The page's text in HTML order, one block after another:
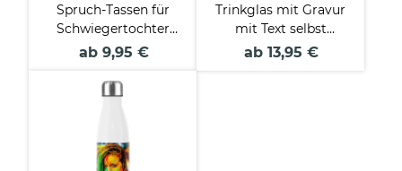
Spruch-Tassen für
Schwiegertochter
und Schwiegersohn
ab 9,95 €
Trinkglas mit Gravur
mit Text selbst
gestalten
ab 13,95 €